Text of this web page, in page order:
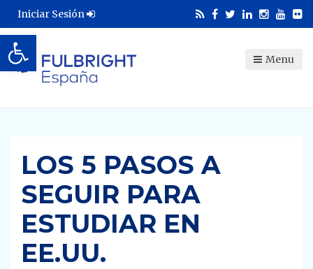
Abrir barra de herramientas
Iniciar Sesión
Menu
LOS 5 PASOS A
SEGUIR PARA
ESTUDIAR EN
EE.UU.